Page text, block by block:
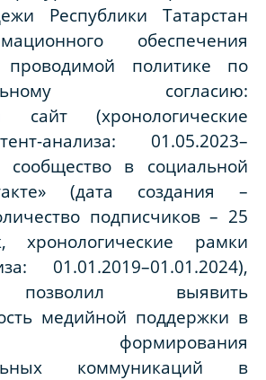
Республики Татарстан
обеспечения
политике по
согласию:
сайт (хронологические
анализа: 01.05.2023–
сообщество в социальной
(дата создания –
подписчиков – 25
хронологические рамки
01.01.2019–01.01.2024),
выявить
медийной поддержки в
формирования
коммуникаций в